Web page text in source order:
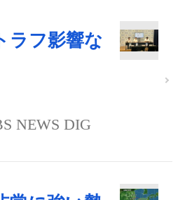
ラフ影響な
NEWS DIG